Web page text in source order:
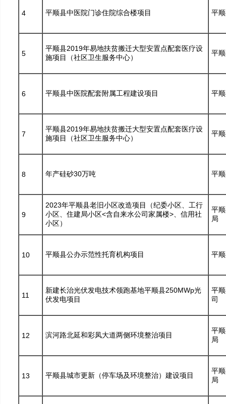
4 平顺县中医院门诊住院综合楼项目 平
5
平顺县2019年易地扶贫搬迁大型安置点配套医疗设
施项目（社区卫生服务中心）
平
6 平顺县中医院配套附属工程建设项目 平
7
平顺县2019年易地扶贫搬迁大型安置点配套医疗设
施项目（社区卫生服务中心）
平
8 年产硅砂30万吨 平
9
2023年平顺县老旧小区改造项目（纪委小区、工行
小区、住建局小区<含自来水公司家属楼>、信用社
小区）
平
局
10 平顺县公办示范性托育机构项目 平
11
新建长治光伏发电技术领跑基地平顺县250MWp光
伏发电项目
平
司
12 滨河路北延和彩凤大道两侧环境整治项目
平
局
13 平顺县城市更新（停车场及环境整治）建设项目
平
局